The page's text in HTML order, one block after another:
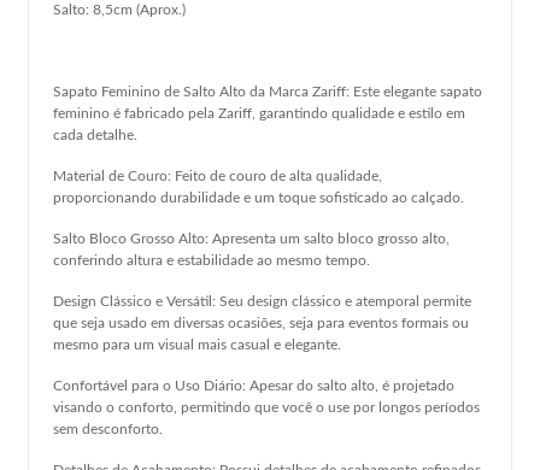
Salto: 8,5cm (Aprox.)
Sapato Feminino de Salto Alto da Marca Zariff: Este elegante sapato
feminino é fabricado pela Zariff, garantindo qualidade e estilo em
cada detalhe.
Material de Couro: Feito de couro de alta qualidade,
proporcionando durabilidade e um toque sofisticado ao calçado.
Salto Bloco Grosso Alto: Apresenta um salto bloco grosso alto,
conferindo altura e estabilidade ao mesmo tempo.
Design Clássico e Versátil: Seu design clássico e atemporal permite
que seja usado em diversas ocasiões, seja para eventos formais ou
mesmo para um visual mais casual e elegante.
Confortável para o Uso Diário: Apesar do salto alto, é projetado
visando o conforto, permitindo que você o use por longos períodos
sem desconforto.